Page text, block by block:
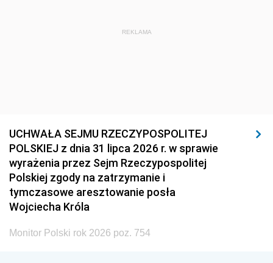
REKLAMA
UCHWAŁA SEJMU RZECZYPOSPOLITEJ
POLSKIEJ z dnia 31 lipca 2026 r. w sprawie
wyrażenia przez Sejm Rzeczypospolitej
Polskiej zgody na zatrzymanie i
tymczasowe aresztowanie posła
Wojciecha Króla
Monitor Polski rok 2026 poz. 754